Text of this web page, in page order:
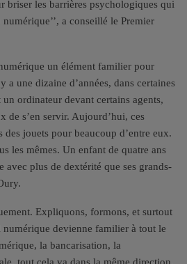
briser les barrières psychologiques qui
a conseillé le Premier
un élément familier pour
a une dizaine d’années, dans certaines
ordinateur devant certains agents,
de s’en servir. Aujourd’hui, ces
des jouets pour beaucoup d’entre eux.
les mêmes. Un enfant de quatre ans
avec plus de dextérité que ses grands-
Expliquons, formons, et surtout
numérique devienne familier à tout le
la bancarisation, la